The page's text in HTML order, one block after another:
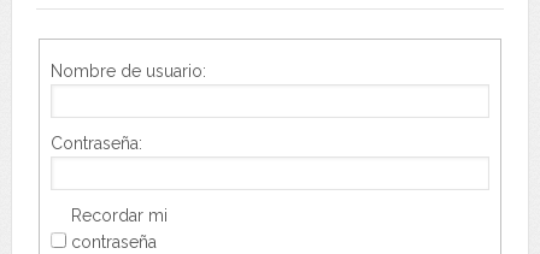
Nombre de usuario:
Contraseña:
Recordar mi
contraseña